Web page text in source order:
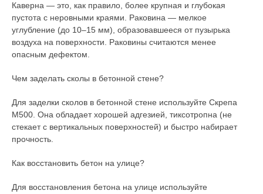
Каверна — это, как правило, более крупная и глубокая
пустота с неровными краями. Раковина — мелкое
углубление (до 10–15 мм), образовавшееся от пузырька
воздуха на поверхности. Раковины считаются менее
опасным дефектом.
Чем заделать сколы в бетонной стене?
Для заделки сколов в бетонной стене используйте Скрепа
М500. Она обладает хорошей адгезией, тиксотропна (не
стекает с вертикальных поверхностей) и быстро набирает
прочность.
Как восстановить бетон на улице?
Для восстановления бетона на улице используйте